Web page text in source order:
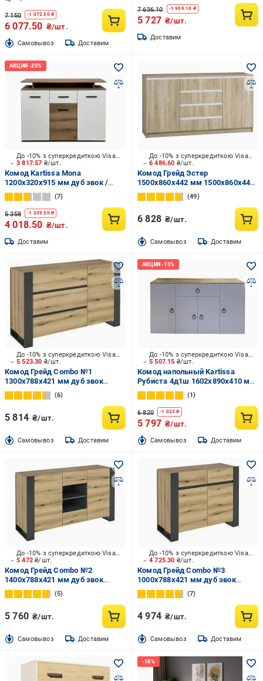
7 150 -1 072.50₴
6 077.50 ₴/шт.
Cамовывоз Доставим
7 636.10 -1 909.10 ₴
5 727 ₴/шт.
Доставим
3 817.57 ₴/шт.
До -10% з суперкредиткою Visa Вигода
Комод Kartissa Mona
1200x320x915 мм дуб эвок /
белый матовый
7
5 358 -1 339.50₴
4 018.50 ₴/шт.
Доставим
6 486.60 ₴/шт.
До -10% з суперкредиткою Visa Вигода
Комод Грейд Эстер
1500х860х442 мм 1500x860x442
мм дуб сонома/дуб сонома
49
6 828 ₴/шт.
Cамовывоз Доставим
5 523.30 ₴/шт.
До -10% з суперкредиткою Visa Вигода
Комод Грейд Combo №1
1300х788х421 мм дуб эвок
прибрежный /графит серый/дуб
эвок прибрежный
6
5 814 ₴/шт.
Cамовывоз Доставим
5 507.15 ₴/шт.
До -10% з суперкредиткою Visa Вигода
Комод напольный Kartissa
Рубиста 4д1ш 1602x890x410 мм
кашемир/кашемир (Рб-
КМ-4д1ш)
1
6 820 -1 023 ₴
5 797 ₴/шт.
Cамовывоз Доставим
5 472₴/шт.
До -10% з суперкредиткою Visa Вигода
Комод Грейд Combo №2
1400х788х421 мм дуб эвок
прибрежный /дуб эвок
прибрежный/графит серый
5
5 760 ₴/шт.
Cамовывоз Доставим
4 725.30 ₴/шт.
До -10% з суперкредиткою Visa Вигода
Комод Грейд Combo №3
1000x788x421 мм дуб эвок
прибрежный/графит серый
7
4 974 ₴/шт.
Cамовывоз Доставим